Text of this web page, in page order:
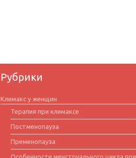
Рубрики
Климакс у женщин
Терапия при климаксе
Постменопауза
Пременопауза
Особенности менструального цикла при